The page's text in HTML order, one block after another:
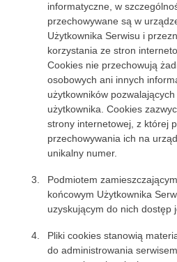
informatyczne, w
przechowywane są w
Użytkownika Serwisu i
korzystania ze stron
Cookies nie przechowują
osobowych ani innych
użytkowników
użytkownika. Cookies
strony internetowej, z której
przechowywania ich na
unikalny numer.
Podmiotem
końcowym Użytkownika
uzyskującym do nich dostęp
Pliki cookies stanowią
do administrowania